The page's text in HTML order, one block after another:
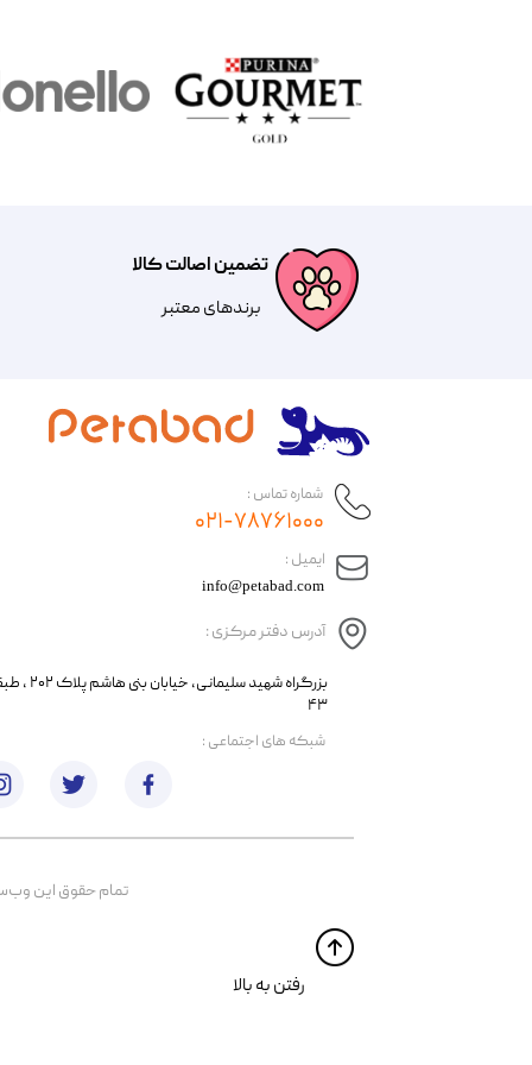
تضمین اصالت کالا
​​برندهای معتبر​​​​​​​
​ایمیل :
آدرس دفتر مرکزی :
info@petabad.com
​​بزرگراه شهید
۴۳
شماره تماس :
۰۲۱-۷۸۷۶۱۰۰۰
تمام حقوق اين
​​رفتن به بالا
​شبکه های اجتماعی :